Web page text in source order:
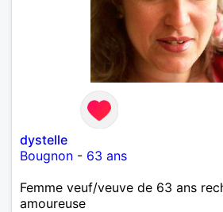
dystelle
Bougnon - 63 ans
Femme veuf/veuve de 63 ans
amoureuse